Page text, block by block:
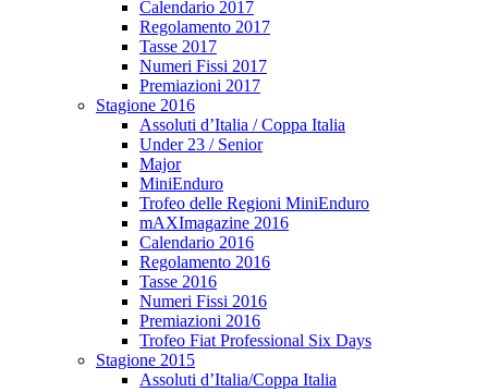
Calendario 2017
Regolamento 2017
Tasse 2017
Numeri Fissi 2017
Premiazioni 2017
Stagione 2016
Assoluti d’Italia / Coppa Italia
Under 23 / Senior
Major
MiniEnduro
Trofeo delle Regioni MiniEnduro
mAXImagazine 2016
Calendario 2016
Regolamento 2016
Tasse 2016
Numeri Fissi 2016
Premiazioni 2016
Trofeo Fiat Professional Six Days
Stagione 2015
Assoluti d’Italia/Coppa Italia